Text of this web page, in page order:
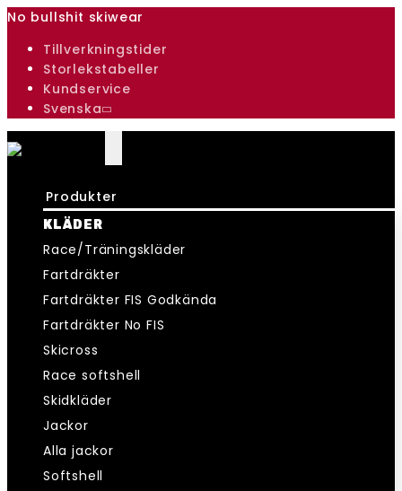
No bullshit skiwear
Tillverkningstider
Storlekstabeller
Kundservice
Svenska
Produkter
KLÄDER
Race/Träningskläder
Fartdräkter
Fartdräkter FIS Godkända
Fartdräkter No FIS
Skicross
Race softshell
Skidkläder
Jackor
Alla jackor
Softshell